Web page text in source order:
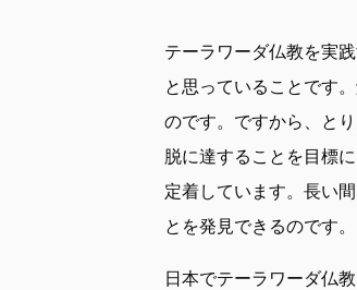
テーラワーダ仏教を実
と思っていることです
のです。ですから、と
脱に達することを目標
定着しています。長い
とを発見できるのです。
日本でテーラワーダ仏